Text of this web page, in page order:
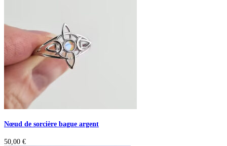
Nœud de sorcière bague argent
50,00 €